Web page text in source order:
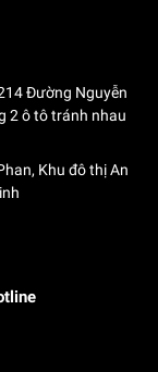
Đường Nguyễn
2 ô tô tránh nhau
Khu đô thị An